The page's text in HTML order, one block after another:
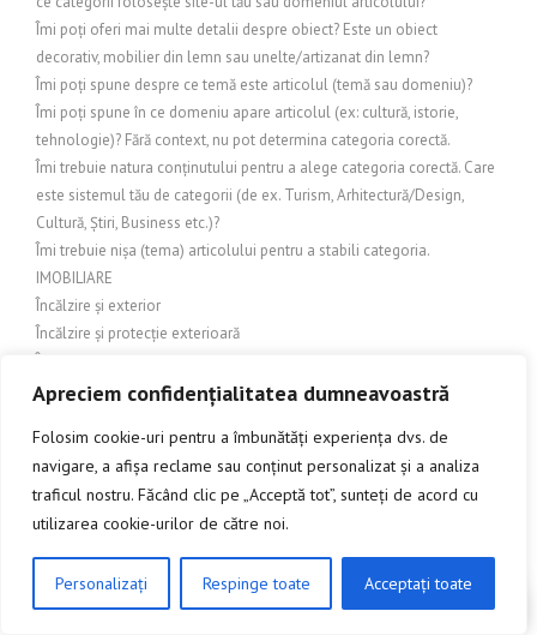
Apreciem confidențialitatea dumneavoastră
Folosim cookie-uri pentru a îmbunătăți experiența dvs. de
navigare, a afișa reclame sau conținut personalizat și a analiza
traficul nostru. Făcând clic pe „Acceptă tot”, sunteți de acord cu
utilizarea cookie-urilor de către noi.
Personalizați Respinge toate Acceptați toate
Îmi poți oferi mai multe detalii despre obiect? Este un obiect
decorativ, mobilier din lemn sau unelte/artizanat din lemn?
Îmi poți spune despre ce temă este articolul (temă sau domeniu)?
Îmi poți spune în ce domeniu apare articolul (ex: cultură, istorie,
tehnologie)? Fără context, nu pot determina categoria corectă.
Îmi trebuie natura conținutului pentru a alege categoria corectă. Care
este sistemul tău de categorii (de ex. Turism, Arhitectură/Design,
Cultură, Știri, Business etc.)?
Îmi trebuie nișa (tema) articolului pentru a stabili categoria.
IMOBILIARE
Încălzire și exterior
Încălzire și protecție exterioară
Încălzire și răcire exterioară
Inchideri terase
Industrie și comerț
Industrie și Manufactură
Industrie si productie
Industrie și servicii
Industrie textilă
INGINERIE
Îngrijire balcon
CLICK AICI PENTRU A DISCUTA